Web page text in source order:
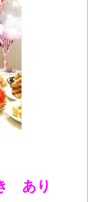
あり